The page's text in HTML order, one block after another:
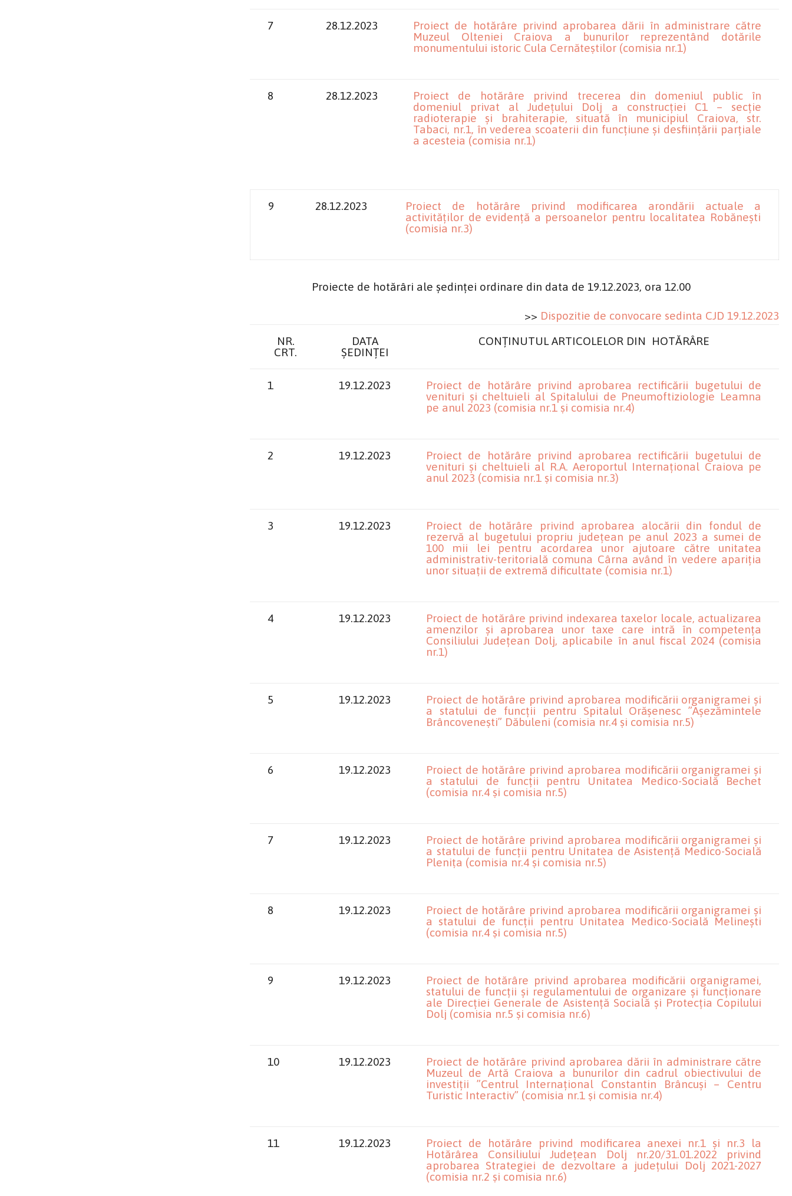
7 28.12.2023
Proiect de hotărâre privind aprobarea dării în administrare către
Muzeul Olteniei Craiova a bunurilor reprezentând dotările
monumentului istoric Cula Cernăteștilor (comisia nr.1)
8 28.12.2023
Proiect de hotărâre privind trecerea din domeniul public în
domeniul privat al Județului Dolj a construcției C1 – secție
radioterapie și brahiterapie, situată în municipiul Craiova, str.
Tabaci, nr.1, în vederea scoaterii din funcțiune și desființării parțiale
a acesteia (comisia nr.1)
9 28.12.2023
Proiect de hotărâre privind modificarea arondării actuale a
activităților de evidență a persoanelor pentru localitatea Robănești
(comisia nr.3)
Proiecte de hotărâri ale ședinței ordinare din data de 19.12.2023, ora 12.00
>> Dispozitie de convocare sedinta CJD 19.12.2023
NR.
CRT.
DATA
ȘEDINȚEI
CONȚINUTUL ARTICOLELOR DIN HOTĂRÂRE
1 19.12.2023
Proiect de hotărâre privind aprobarea rectificării bugetului de
venituri și cheltuieli al Spitalului de Pneumoftiziologie Leamna
pe anul 2023 (comisia nr.1 și comisia nr.4)
2 19.12.2023
Proiect de hotărâre privind aprobarea rectificării bugetului de
venituri și cheltuieli al R.A. Aeroportul Internațional Craiova pe
anul 2023 (comisia nr.1 și comisia nr.3)
3 19.12.2023
Proiect de hotărâre privind aprobarea alocării din fondul de
rezervă al bugetului propriu județean pe anul 2023 a sumei de
100 mii lei pentru acordarea unor ajutoare către unitatea
administrativ-teritorială comuna Cârna având în vedere apariția
unor situații de extremă dificultate (comisia nr.1)
4 19.12.2023
Proiect de hotărâre privind indexarea taxelor locale, actualizarea
amenzilor și aprobarea unor taxe care intră în competența
Consiliului Județean Dolj, aplicabile în anul fiscal 2024 (comisia
nr.1)
5 19.12.2023
Proiect de hotărâre privind aprobarea modificării organigramei și
a statului de funcții pentru Spitalul Orășenesc ”Așezămintele
Brâncovenești” Dăbuleni (comisia nr.4 și comisia nr.5)
6 19.12.2023
Proiect de hotărâre privind aprobarea modificării organigramei și
a statului de funcții pentru Unitatea Medico-Socială Bechet
(comisia nr.4 și comisia nr.5)
7 19.12.2023
Proiect de hotărâre privind aprobarea modificării organigramei și
a statului de funcții pentru Unitatea de Asistență Medico-Socială
Plenița (comisia nr.4 și comisia nr.5)
8 19.12.2023
Proiect de hotărâre privind aprobarea modificării organigramei și
a statului de funcții pentru Unitatea Medico-Socială Melinești
(comisia nr.4 și comisia nr.5)
9 19.12.2023
Proiect de hotărâre privind aprobarea modificării organigramei,
statului de funcții și regulamentului de organizare și funcționare
ale Direcției Generale de Asistență Socială și Protecția Copilului
Dolj (comisia nr.5 și comisia nr.6)
10 19.12.2023
Proiect de hotărâre privind aprobarea dării în administrare către
Muzeul de Artă Craiova a bunurilor din cadrul obiectivului de
investiții ”Centrul Internațional Constantin Brâncuși – Centru
Turistic Interactiv” (comisia nr.1 și comisia nr.4)
11 19.12.2023
Proiect de hotărâre privind modificarea anexei nr.1 și nr.3 la
Hotărârea Consiliului Județean Dolj nr.20/31.01.2022 privind
aprobarea Strategiei de dezvoltare a județului Dolj 2021-2027
(comisia nr.2 și comisia nr.6)